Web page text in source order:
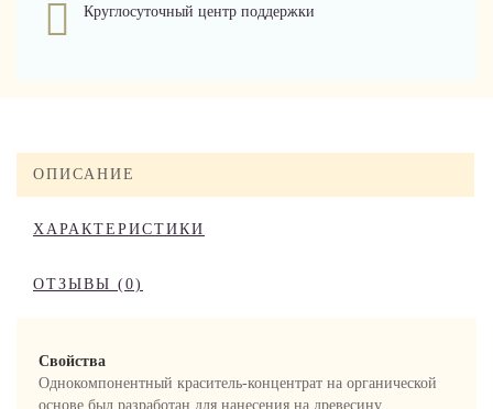
Круглосуточный центр поддержки
ОПИСАНИЕ
ХАРАКТЕРИСТИКИ
ОТЗЫВЫ (0)
Свойства
Однокомпонентный краситель-концентрат на органической
основе был разработан для нанесения на древесину,